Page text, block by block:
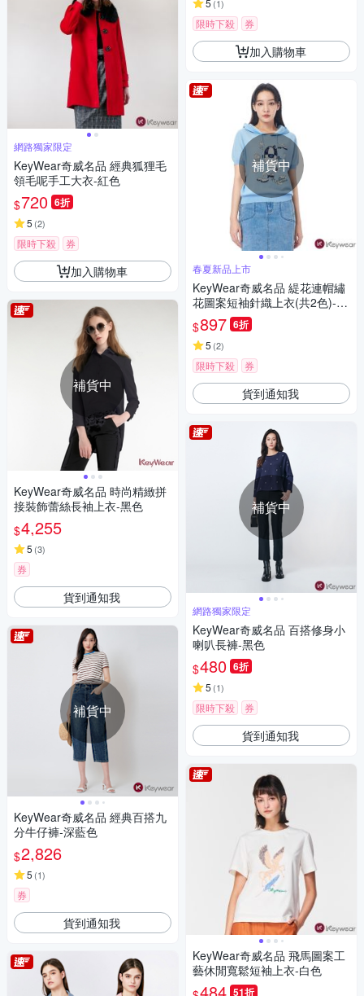
網路獨家限定
KeyWear奇威名品 經典狐狸毛
領毛呢手工大衣-紅色
$720 6折
5 (2)
限時下殺 券
加入購物車
補貨中
KeyWear奇威名品 時尚精緻拼
接裝飾蕾絲長袖上衣-黑色
$4,255
5 (3)
券
貨到通知我
補貨中
KeyWear奇威名品 經典百搭九
分牛仔褲-深藍色
$2,826
5 (1)
券
貨到通知我
5 (1)
限時下殺 券
加入購物車
補貨中
春夏新品上市
KeyWear奇威名品 緹花連帽繡
花圖案短袖針織上衣(共2色)-淺
藍色
$897 6折
5 (2)
限時下殺 券
貨到通知我
補貨中
網路獨家限定
KeyWear奇威名品 百搭修身小
喇叭長褲-黑色
$480 6折
5 (1)
限時下殺 券
貨到通知我
KeyWear奇威名品 飛馬圖案工
藝休閒寬鬆短袖上衣-白色
51折